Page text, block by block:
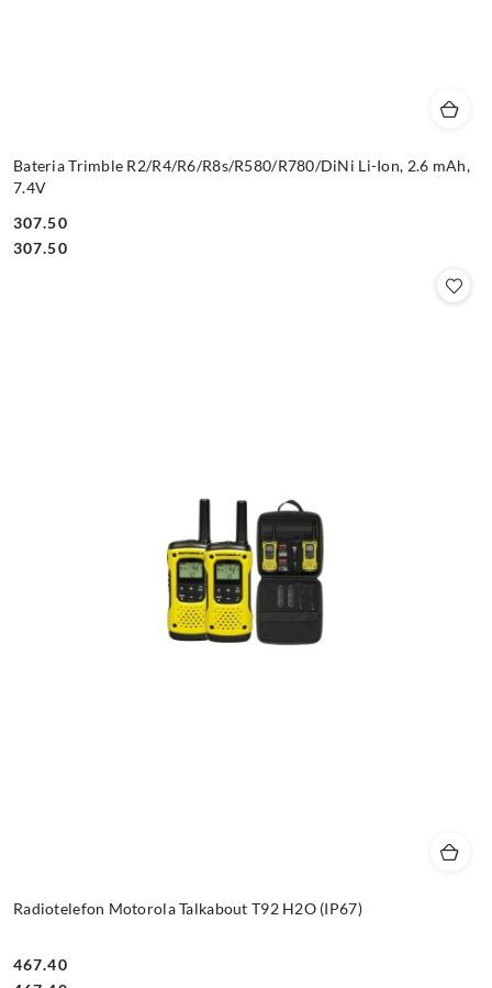
Bateria Trimble R2/R4/R6/R8s/R580/R780/DiNi Li-Ion, 2.6 mAh,
7.4V
Cena:
307.50
Cena:
307.50
Radiotelefon Motorola Talkabout T92 H2O (IP67)
467.40